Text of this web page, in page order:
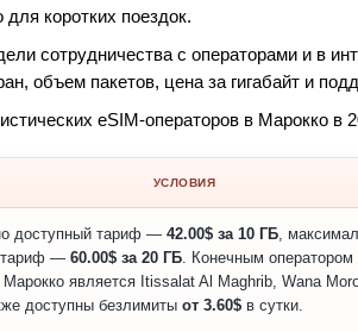
коротких поездок.
сотрудничества с операторами и в
объем пакетов, цена за гигабайт и
eSIM-операторов в Марокко в
УСЛОВИЯ
доступный тариф — 42.00$ за 10 ГБ,
тариф — 60.00$ за 20 ГБ. Конечным оператором
Марокко является Itissalat Al Maghrib, Wana
доступны безлимиты от 3.60$в сутки.